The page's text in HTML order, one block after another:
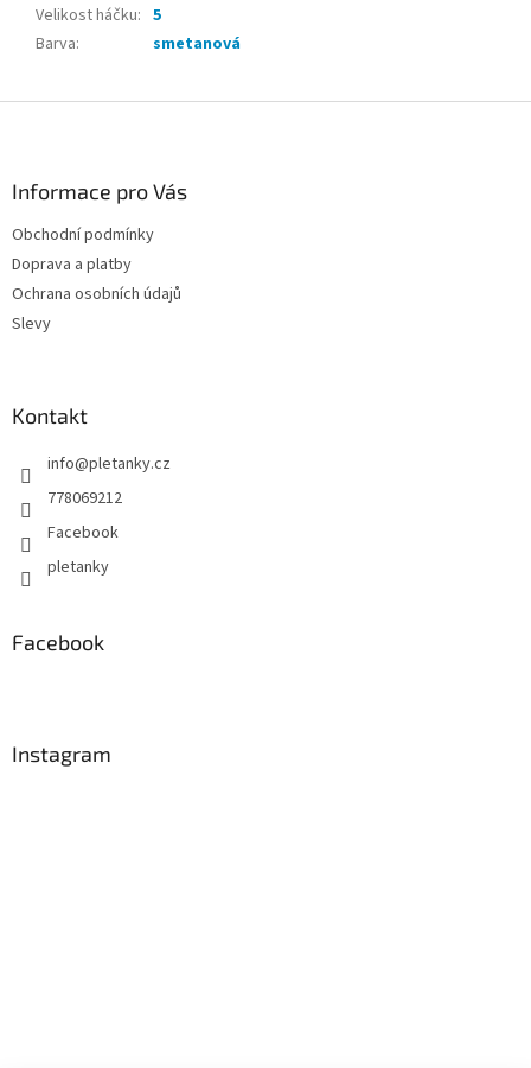
Velikost háčku: 5
Barva: smetanová
Informace pro Vás
Obchodní podmínky
Doprava a platby
Ochrana osobních údajů
Slevy
Kontakt
info@pletanky.cz
778069212
Facebook
pletanky
Facebook
Instagram